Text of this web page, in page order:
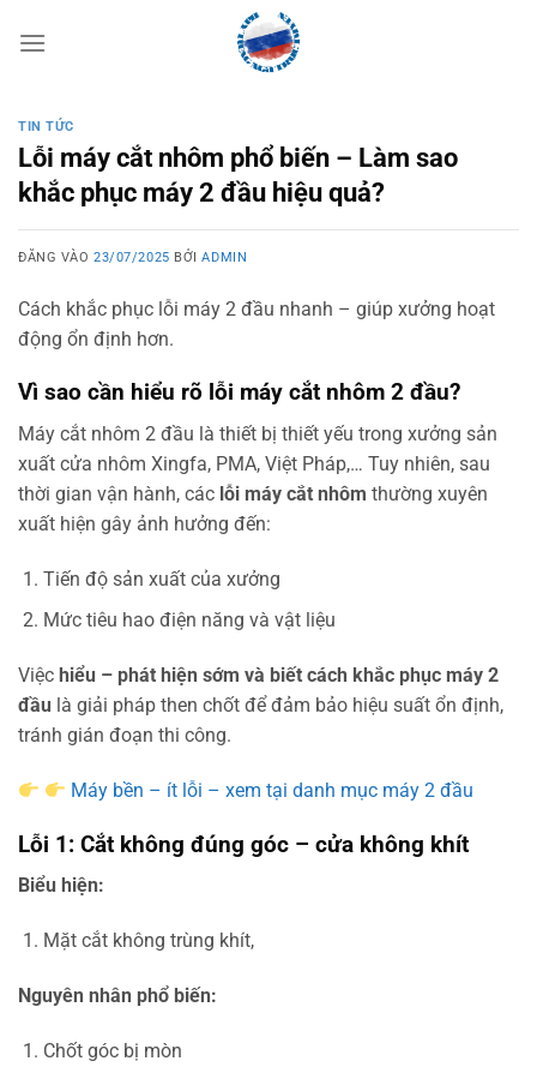
qua
TIN TỨC
Lỗi máy cắt nhôm phổ biến – Làm sao
khắc phục máy 2 đầu hiệu quả?
ĐĂNG VÀO23/07/2025 BỞIADMIN
Cách khắc phục lỗi máy 2 đầu nhanh – giúp xưởng hoạt
động ổn định hơn.
Vì sao cần hiểu rõ lỗi máy cắt nhôm 2 đầu?
Máy cắt nhôm 2 đầu là thiết bị thiết yếu trong xưởng sản
xuất cửa nhôm Xingfa, PMA, Việt Pháp,… Tuy nhiên, sau
thời gian vận hành, các lỗi máy cắt nhôm thường xuyên
xuất hiện gây ảnh hưởng đến:
Tiến độ sản xuất của xưởng
Mức tiêu hao điện năng và vật liệu
Việc hiểu – phát hiện sớm và biết cách khắc phục máy 2
đầu là giải pháp then chốt để đảm bảo hiệu suất ổn định,
tránh gián đoạn thi công.
Máy bền – ít lỗi – xem tại danh mục máy 2 đầu
Lỗi 1: Cắt không đúng góc – cửa không khít
Biểu hiện:
Mặt cắt không trùng khít,
Nguyên nhân phổ biến:
Chốt góc bị mòn